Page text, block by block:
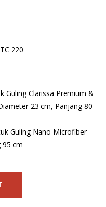
220
Guling Clarissa Premium &
23 cm, Panjang 80
Guling Nano Microfiber
95 cm